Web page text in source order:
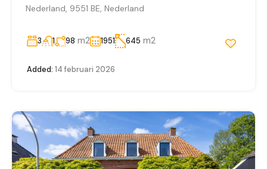
Nederland, 9551 BE, Nederland
3 1 98 m2 1951 645 m2
Added: 14 februari 2026